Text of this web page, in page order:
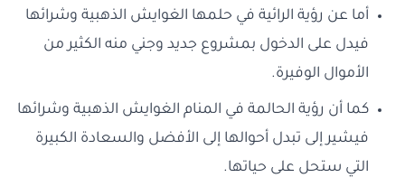
أما عن رؤية الرائية في حلمها الغوايش الذهبية وشرائها
فيدل على الدخول بمشروع جديد وجني منه الكثير من
الأموال الوفيرة.
كما أن رؤية الحالمة في المنام الغوايش الذهبية وشرائها
فيشير إلى تبدل أحوالها إلى الأفضل والسعادة الكبيرة
التي ستحل على حياتها.